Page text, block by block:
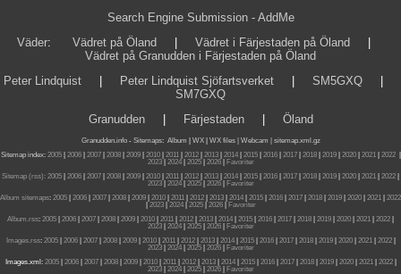
Search Engine Submission - AddMe
Väder: Vädret på Öland Vädret i Färjestaden på Öland
Vädret på Granudden i Färjestaden på Öland
Peter Lindquist
Peter Lindquist Sjöfartsverket SM5GXQ
SM7GXQ
Granudden| Färjestaden| Öland
Granudden.info- Sitemaps: Album WX WX files | Webcam |
sitemap.xml.gz
Sitemap index: 2005| 2006| 2007| 2008| 2009| 2010| 2011| 2012| 2013| 2014| 2015| 2016| 2017| 2018| 2019| 2020| 2021| 2022|
2023| 2024| 2025| 2026|
Favoriter
Sitemap (rss): 2005 2006 2007 2008 2009 2010 2011 2012 2013 2014 2015 2016 2017 2018 2019 2020 2021 2022
2023| 2024| 2025| 2026|
Favoriter
Album sitemaps: 2005 2006 2007 2008 2009 2010 2011 2012 2013 2014 2015 2016 2017 2018 2019 2020 2021
2022
2023| 2024| 2025| 2026|
Favoriter
Album.rss: 2005 2006 2007 2008 2009 2010 2011 2012 2013 2014 2015 2016 2017 2018 2019 2020 2021 2022
2023| 2024| 2025| 2026|
Favoriter
Images.rss: 2005| 2006| 2007| 2008| 2009| 2010| 2011| 2012| 2013| 2014| 2015| 2016| 2017| 2018| 2019| 2020| 2021| 2022|
2023| 2024| 2025| 2026|
Favoriter
Images.xml: 2005| 2006| 2007| 2008| 2009| 2010| 2011| 2012| 2013| 2014| 2015| 2016| 2017| 2018| 2019| 2020| 2021| 2022|
2023| 2024| 2025| 2026|
Favoriter